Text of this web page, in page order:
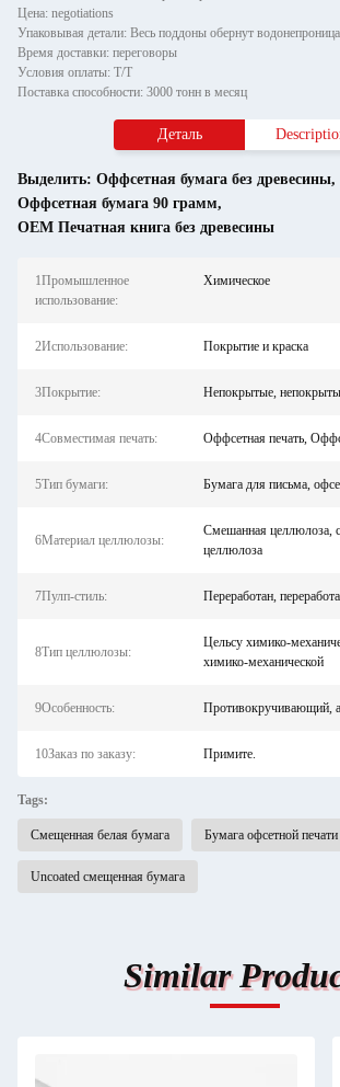
Цена: negotiations
Время доставки: переговоры
Условия оплаты: T/T
Поставка способности: 3000 тонн в месяц
Деталь
Выделить: Оффсетная бумага без древесины,
Оффсетная бумага 90 грамм,
OEM Печатная книга без древесины
1Промышленное
использование:
Химическое
2Использование: Покрытие и краска
3Покрытие: Непокрытые,
4Совместимая печать: Оффсетная печать,
5Тип бумаги: Бумага для письма,
6Материал целлюлозы:
Смешанная целлюлоза,
целлюлоза
7Пулп-стиль: Переработан,
8Тип целлюлозы:
Цельсу химико-
химико-механической
9Особенность: Противокручивающий,
10Заказ по заказу: Примите.
Tags:
Смещенная белая бумага Бумага офсетной печати
Uncoated смещенная бумага
Similar